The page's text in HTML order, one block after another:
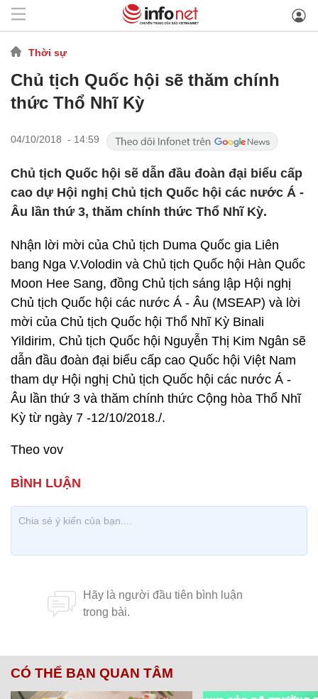
Thời sự
Chủ tịch Quốc hội sẽ thăm chính
thức Thổ Nhĩ Kỳ
04/10/2018 - 14:59
Chủ tịch Quốc hội sẽ dẫn đầu đoàn đại biểu cấp
cao dự Hội nghị Chủ tịch Quốc hội các nước Á -
Âu lần thứ 3, thăm chính thức Thổ Nhĩ Kỳ.
Nhận lời mời của Chủ tịch Duma Quốc gia Liên
bang Nga V.Volodin và Chủ tịch Quốc hội Hàn Quốc
Moon Hee Sang, đồng Chủ tịch sáng lập Hội nghị
Chủ tịch Quốc hội các nước Á - Âu (MSEAP) và lời
mời của Chủ tịch Quốc hội Thổ Nhĩ Kỳ Binali
Yildirim, Chủ tịch Quốc hội Nguyễn Thị Kim Ngân sẽ
dẫn đầu đoàn đại biểu cấp cao Quốc hội Việt Nam
tham dự Hội nghị Chủ tịch Quốc hội các nước Á -
Âu lần thứ 3 và thăm chính thức Cộng hòa Thổ Nhĩ
Kỳ từ ngày 7 -12/10/2018./.
Theo vov
CÓ THỂ BẠN QUAN TÂM